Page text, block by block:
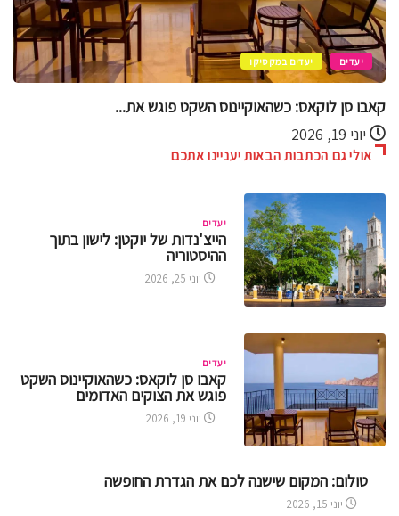
יעדים קוזומל
קוזומל בסטנדרט זהב – חוויות VIP מעל...
יוני 11, 2026
אולי גם הכתבות הבאות יעניינו אתכם
יעדים
הייצ'נדות של יוקטן: לישון בתוך
ההיסטוריה
יוני 25, 2026
יעדים
קאבו סן לוקאס: כשהאוקיינוס השקט
פוגש את הצוקים האדומים
יוני 19, 2026
טולום: המקום שישנה לכם את הגדרת החופשה
יוני 15, 2026